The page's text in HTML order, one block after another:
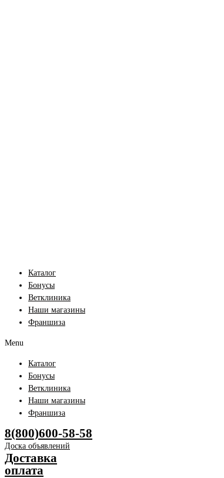
Каталог
Бонусы
Ветклиника
Наши магазины
Франшиза
Menu
Каталог
Бонусы
Ветклиника
Наши магазины
Франшиза
8(800)600-58-58
Доска объявлений
Доставка
оплата